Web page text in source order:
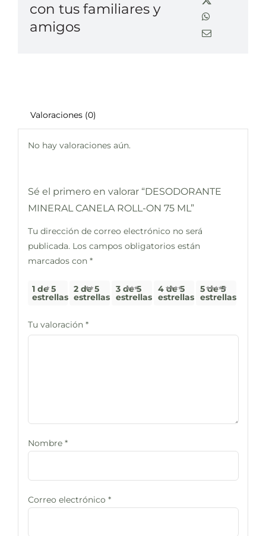
con tus familiares y
amigos
Valoraciones (0)
No hay valoraciones aún.
Sé el primero en valorar “DESODORANTE
MINERAL CANELA ROLL-ON 75 ML”
Tu dirección de correo electrónico no será
publicada. Los campos obligatorios están
marcados con *
1 de 5
estrellas
2 de 5
estrellas
3 de 5
estrellas
4 de 5
estrellas
5 de 5
estrellas
Tu valoración *
Nombre *
Correo electrónico *